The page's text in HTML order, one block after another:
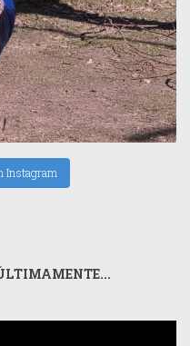
Instagram